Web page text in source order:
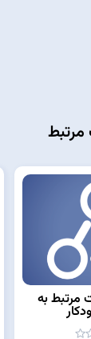
مرتبط به